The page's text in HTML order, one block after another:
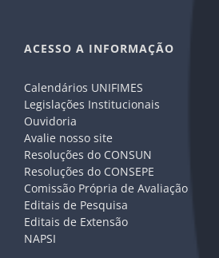
ACESSO A INFORMAÇÃO
Calendários UNIFIMES
Legislações Institucionais
Ouvidoria
Avalie nosso site
Resoluções do CONSUN
Resoluções do CONSEPE
Comissão Própria de Avaliação
Editais de Pesquisa
Editais de Extensão
NAPSI